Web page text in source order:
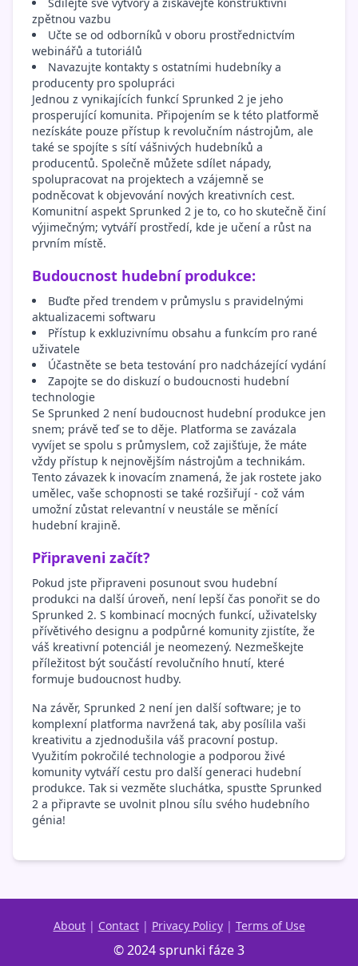
zpětnou vazbu
Učte se od odborníků v oboru prostřednictvím
webinářů a tutoriálů
Navazujte kontakty s ostatními hudebníky a
producenty pro spolupráci
Jednou z vynikajících funkcí Sprunked 2 je jeho
prosperující komunita. Připojením se k této platformě
nezískáte pouze přístup k revolučním nástrojům, ale
také se spojíte s sítí vášnivých hudebníků a
producentů. Společně můžete sdílet nápady,
spolupracovat na projektech a vzájemně se
podněcovat k objevování nových kreativních cest.
Komunitní aspekt Sprunked 2 je to, co ho skutečně činí
výjimečným; vytváří prostředí, kde je učení a růst na
prvním místě.
Budoucnost hudební produkce:
Buďte před trendem v průmyslu s pravidelnými
aktualizacemi softwaru
Přístup k exkluzivnímu obsahu a funkcím pro rané
uživatele
Účastněte se beta testování pro nadcházející vydání
Zapojte se do diskuzí o budoucnosti hudební
technologie
Se Sprunked 2 není budoucnost hudební produkce jen
snem; právě teď se to děje. Platforma se zavázala
vyvíjet se spolu s průmyslem, což zajišťuje, že máte
vždy přístup k nejnovějším nástrojům a technikám.
Tento závazek k inovacím znamená, že jak rostete jako
umělec, vaše schopnosti se také rozšiřují - což vám
umožní zůstat relevantní v neustále se měnící
hudební krajině.
Připraveni začít?
Pokud jste připraveni posunout svou hudební
produkci na další úroveň, není lepší čas ponořit se do
Sprunked 2. S kombinací mocných funkcí, uživatelsky
přívětivého designu a podpůrné komunity zjistíte, že
váš kreativní potenciál je neomezený. Nezmeškejte
příležitost být součástí revolučního hnutí, které
formuje budoucnost hudby.
Na závěr, Sprunked 2 není jen další software; je to
komplexní platforma navržená tak, aby posílila vaši
kreativitu a zjednodušila váš pracovní postup.
Využitím pokročilé technologie a podporou živé
komunity vytváří cestu pro další generaci hudební
produkce. Tak si vezměte sluchátka, spusťte Sprunked
2 a připravte se uvolnit plnou sílu svého hudebního
génia!
About| Contact| Privacy Policy| Terms of Use
© 2024 sprunki fáze 3